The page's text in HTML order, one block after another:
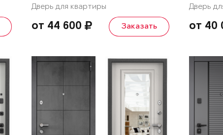
Дверь для квартиры
от 44 600 Заказать
Дверь
от 40